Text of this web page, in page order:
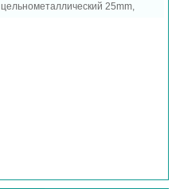
цельнометаллический 25mm,